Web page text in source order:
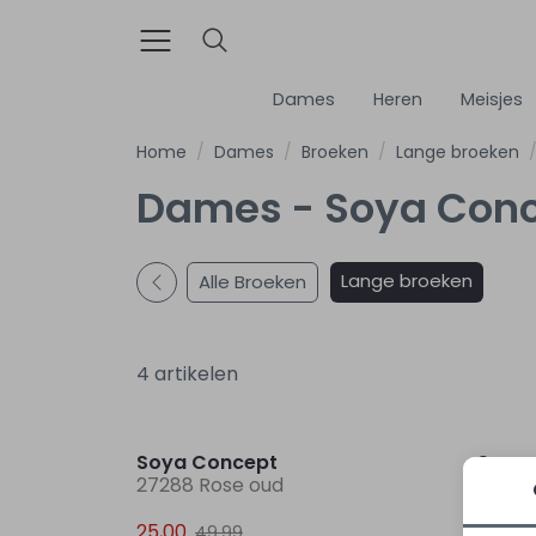
Dames Heren Meisjes
Home Dames Broeken Lange broeken
Dames - Soya
Alle Broeken Lange broeken
4 artikelen
Soya Concept
27288 Rose oud
Soya